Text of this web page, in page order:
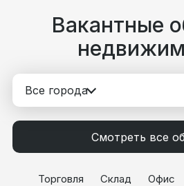
Вакантные
Все города
Смотреть все
Торговля Склад Офис